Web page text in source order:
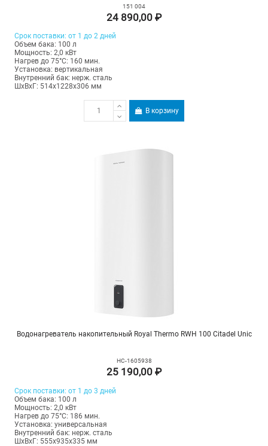
151 004
24 890,00 ₽
Срок поставки: от 1 до 2 дней
Объем бака: 100 л
Мощность: 2,0 кВт
Нагрев до 75°С: 160 мин.
Установка: вертикальная
Внутренний бак: нерж. сталь
ШхВхГ: 514х1228х306 мм
В корзину
Водонагреватель накопительный Royal Thermo RWH 100 Citadel Unic
НС-1605938
25 190,00 ₽
Срок поставки: от 1 до 3 дней
Объем бака: 100 л
Мощность: 2,0 кВт
Нагрев до 75°С: 186 мин.
Установка: универсальная
Внутренний бак: нерж. сталь
ШхВхГ: 555х935х335 мм